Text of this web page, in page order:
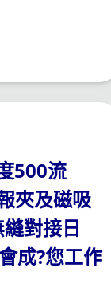
500流
夾及磁吸
對接日
成?您工作